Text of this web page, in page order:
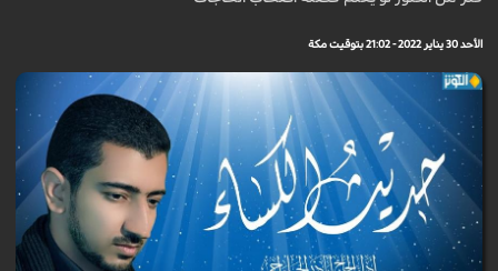
الأحد 30 يناير 2022 - 21:02 بتوقيت مكة